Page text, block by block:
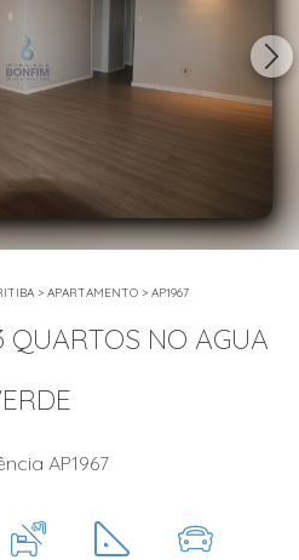
> APARTAMENTO> AP1967
QUARTOS NO AGUA
AP1967